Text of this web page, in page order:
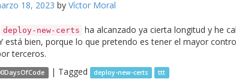
18, 2023 by Víctor Moral
deploy-new-certs ha alcanzado ya cierta longitud y he
está bien, porque lo que pretendo es tener el mayor
terceros.
| Tagged deploy-new-certs ttt